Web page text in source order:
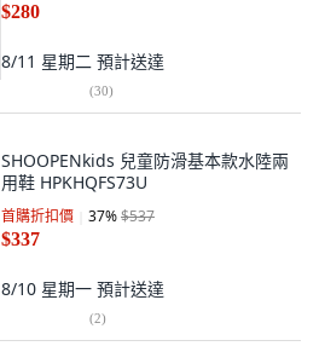
$280
8/11 星期二 預計送達
(30)
SHOOPENkids 兒童防滑基本款水陸兩
用鞋 HPKHQFS73U
首購折扣價 37%$537
$337
8/10 星期一 預計送達
(2)